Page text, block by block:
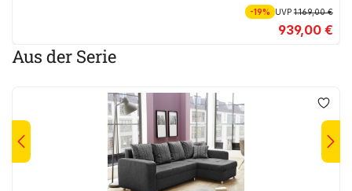
-19% UVP1.169,00 €
939,00 €
Aus der Serie